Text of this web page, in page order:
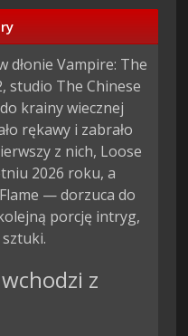
dłonie Vampire: The
studio The Chinese
krainy wiecznej
rękawy i zabrało
z nich, Loose
2026 roku, a
— dorzuca do
porcję intryg,
z